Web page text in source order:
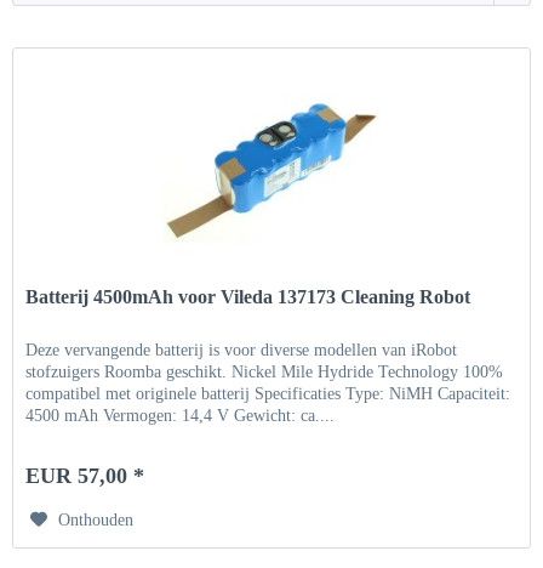
Batterij 4500mAh voor Vileda 137173 Cleaning Robot
Deze vervangende batterij is voor diverse modellen van iRobot
stofzuigers Roomba geschikt. Nickel Mile Hydride Technology 100%
compatibel met originele batterij Specificaties Type: NiMH Capaciteit:
4500 mAh Vermogen: 14,4 V Gewicht: ca....
EUR 57,00 *
Onthouden